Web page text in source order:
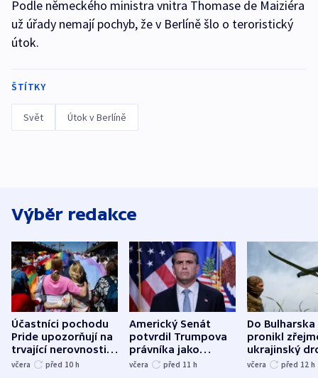
Podle německého ministra vnitra Thomase de Maiziéra
už úřady nemají pochyb, že v Berlíně šlo o teroristický
útok.
ŠTÍTKY
Svět Útok v Berlíně
Výběr redakce
Účastníci pochodu
Pride upozorňují na
trvající nerovnosti i
společenskou
včera před 10 h
Americký Senát
potvrdil Trumpova
právníka jako
ministra
včera před 11 h
Do Bulharska
pronikl
ukrajinský
explodoval
včera před 12 h